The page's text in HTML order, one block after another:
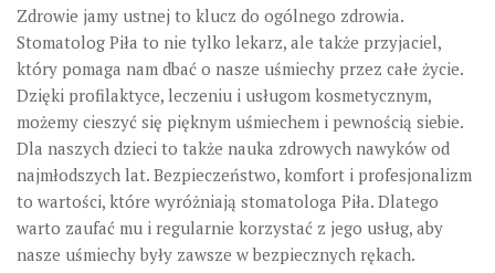
Zdrowie jamy ustnej to klucz do ogólnego zdrowia.
Stomatolog Piła to nie tylko lekarz, ale także przyjaciel,
który pomaga nam dbać o nasze uśmiechy przez całe życie.
Dzięki profilaktyce, leczeniu i usługom kosmetycznym,
możemy cieszyć się pięknym uśmiechem i pewnością siebie.
Dla naszych dzieci to także nauka zdrowych nawyków od
najmłodszych lat. Bezpieczeństwo, komfort i profesjonalizm
to wartości, które wyróżniają stomatologa Piła. Dlatego
warto zaufać mu i regularnie korzystać z jego usług, aby
nasze uśmiechy były zawsze w bezpiecznych rękach.